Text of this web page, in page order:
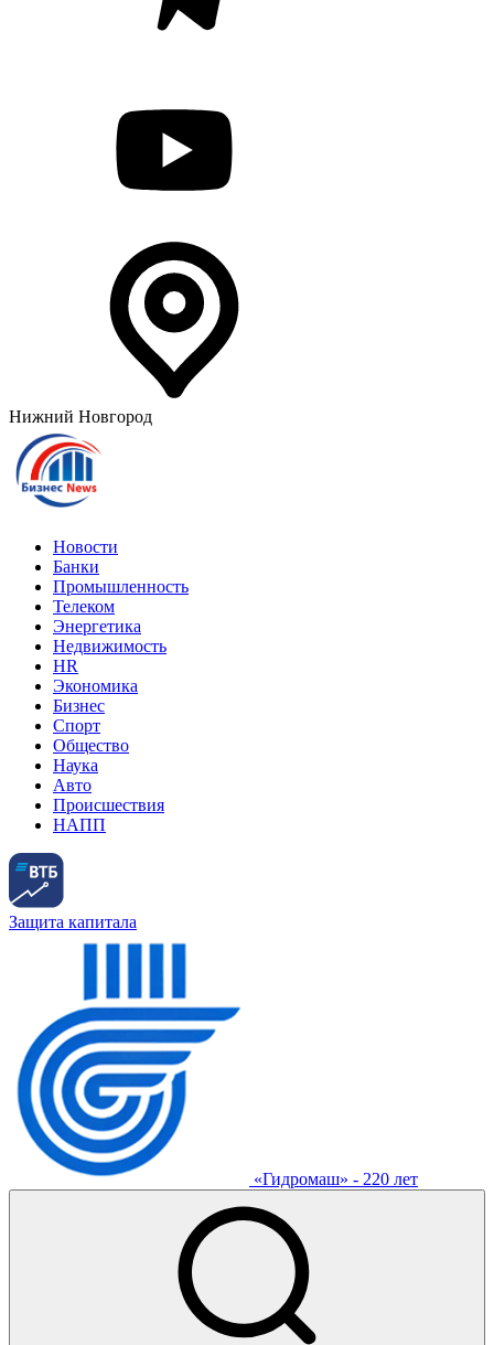
Нижний Новгород
Новости
Банки
Промышленность
Телеком
Энергетика
Недвижимость
HR
Экономика
Бизнес
Спорт
Общество
Наука
Авто
Происшествия
НАПП
Защита капитала
«Гидромаш» - 220 лет